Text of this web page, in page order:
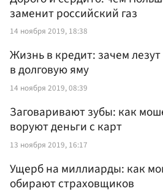
заменит российский газ
14 ноября 2019, 18:38
Жизнь в кредит: зачем лезут
в долговую яму
14 ноября 2019, 08:39
Заговаривают зубы: как
воруют деньги с карт
13 ноября 2019, 16:17
Ущерб на миллиарды: как
обирают страховщиков